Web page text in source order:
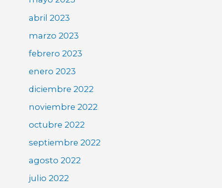
abril 2023
marzo 2023
febrero 2023
enero 2023
diciembre 2022
noviembre 2022
octubre 2022
septiembre 2022
agosto 2022
julio 2022